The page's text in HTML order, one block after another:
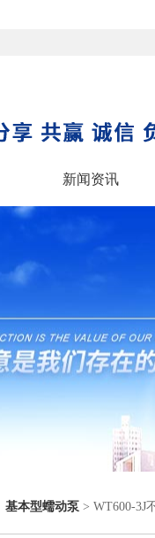
新闻资讯
基本型蠕动泵 > WT600-3J